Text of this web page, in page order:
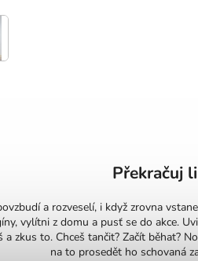
Překračuj
a rozveselí, i když zrovna
vylítni z domu a pusť se do akce.
zkus to. Chceš tančit? Začít běhat?
na to prosedět ho schovaná